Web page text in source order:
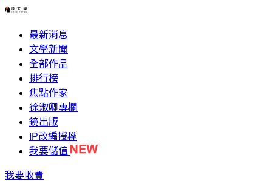
最新消息
文學新聞
全部作品
排行榜
焦點作家
徐淑卿專欄
鏡出版
IP改編授權
我要儲值
我要收費